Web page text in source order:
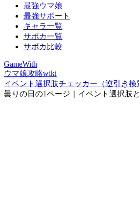
最強ウマ娘
最強サポート
キャラ一覧
サポカ一覧
サポカ比較
GameWith
ウマ娘攻略wiki
イベント選択肢チェッカー（逆引き検
曇りの日の1ページ｜イベント選択肢